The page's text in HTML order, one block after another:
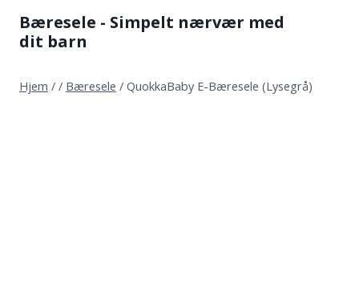
indhold
Bæresele - Simpelt nærvær med
dit barn
Hjem / / Bæresele / QuokkaBaby E-Bæresele (Lysegrå)